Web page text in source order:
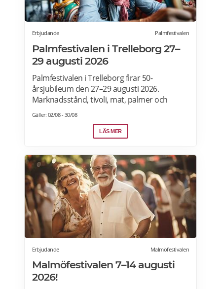
Erbjudande Palmfestivalen
Palmfestivalen i Trelleborg 27–
29 augusti 2026
Palmfestivalen i Trelleborg firar 50-
årsjubileum den 27–29 augusti 2026.
Marknadsstånd, tivoli, mat, palmer och
uppträdanden. MusikPalm Night Rock:
Lördag 29 augusti kl. 19.30 i festivaltältet på
Stortorget.Artister: Nina Söderquist, Nanne
Borg, Rasmus Ehrnborn och Håkan Hemlin.
DJ: Fredrik Deville spelar före och efter the
liveframträdanden. Biljetter: Rockkvällen
kostar från 175 kr. Läs mer>>>
Gäller: 02/08 - 30/08
LÄS MER
Erbjudande Malmöfestivalen
Malmöfestivalen 7–14 augusti
2026!